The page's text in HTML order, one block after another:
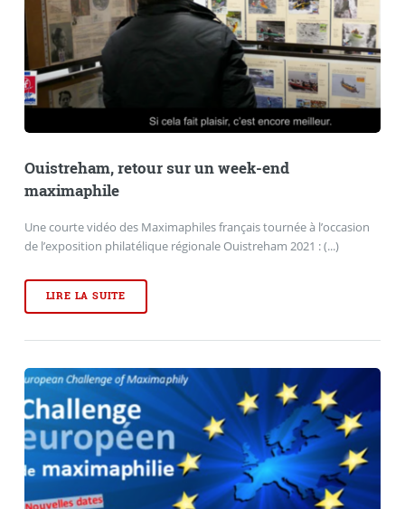
Ouistreham, retour sur un week-end
maximaphile
Une courte vidéo des Maximaphiles français tournée à l’occasion
de l’exposition philatélique régionale Ouistreham 2021 : (...)
LIRE LA SUITE